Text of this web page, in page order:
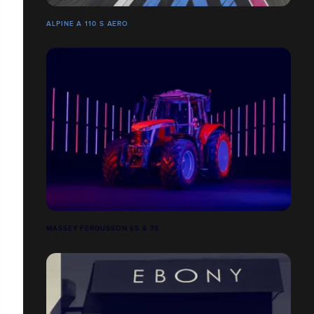
ALPINE A 110 S AERO
MASSEY FERGUSSON 6S & 7S